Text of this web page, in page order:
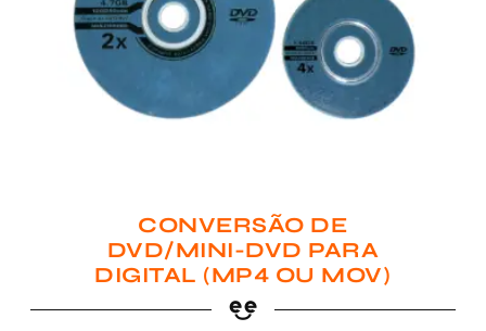
CONVERSÃO DE
DVD/MINI-DVD PARA
DIGITAL (MP4 OU MOV)